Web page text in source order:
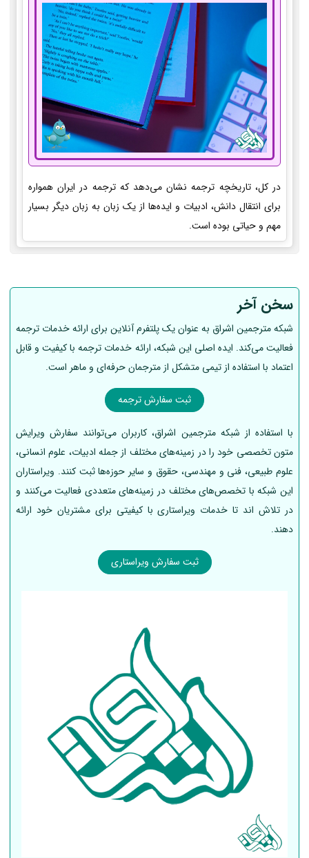
در کل، تاریخچه ترجمه نشان می‌دهد که ترجمه در ایران همواره
برای انتقال دانش، ادبیات و ایده‌ها از یک زبان به زبان دیگر بسیار
مهم و حیاتی بوده است.
سخن آخر
شبکه مترجمین اشراق به عنوان یک پلتفرم آنلاین برای ارائه خدمات ترجمه
فعالیت می‌کند. ایده اصلی این شبکه، ارائه خدمات ترجمه با کیفیت و قابل
اعتماد با استفاده از تیمی متشکل از مترجمان حرفه‌ای و ماهر است.
ثبت سفارش ترجمه
با استفاده از شبکه مترجمین اشراق، کاربران می‌توانند سفارش ویرایش
متون تخصصی خود را در زمینه‌های مختلف از جمله ادبیات، علوم انسانی،
علوم طبیعی، فنی و مهندسی، حقوق و سایر حوزه‌ها ثبت کنند. ویراستاران
این شبکه با تخصص‌های مختلف در زمینه‌های متعددی فعالیت می‌کنند و
در تلاش اند تا خدمات ویراستاری با کیفیتی برای مشتریان خود ارائه
دهند.
ثبت سفارش ویراستاری